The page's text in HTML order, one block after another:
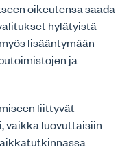
oikeutensa saada
hylätyistä
lisääntymään
ja
liittyvät
vaikka luovuttaisiin